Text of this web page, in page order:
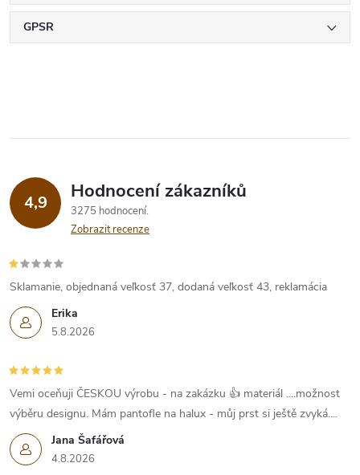
GPSR
4,9 Hodnocení zákazníků
3275 hodnocení
Zobrazit recenze
Erika
5.8.2026
Sklamanie, objednaná veľkosť 37, dodaná veľkosť 43, reklamácia
Jana Šafářová
4.8.2026
Vemi oceňuji ČESKOU výrobu - na zakázku 👍 materiál ....možnost
výběru designu. Mám pantofle na halux - můj prst si ještě zvyká....